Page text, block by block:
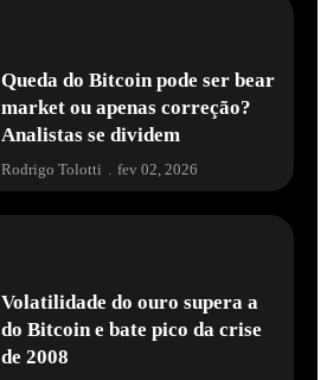
Queda do Bitcoin pode ser bear
market ou apenas correção?
Analistas se dividem
Rodrigo Tolotti fev 02, 2026
Volatilidade do ouro supera a
do Bitcoin e bate pico da crise
de 2008